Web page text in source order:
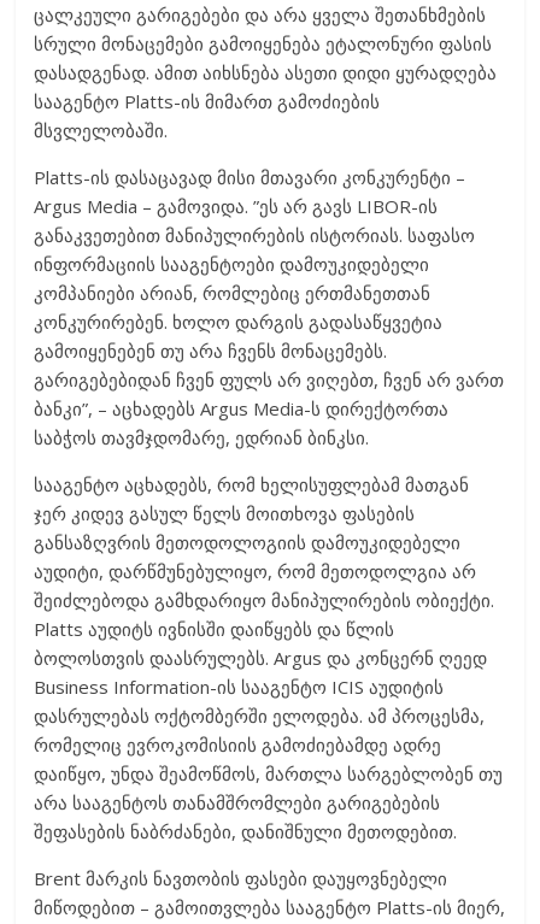
ცალკეული გარიგებები და არა ყველა შეთანხმების
სრული მონაცემები გამოიყენება ეტალონური ფასის
დასადგენად. ამით აიხსნება ასეთი დიდი ყურადღება
სააგენტო Platts-ის მიმართ გამოძიების
მსვლელობაში.
Platts-ის დასაცავად მისი მთავარი კონკურენტი –
Argus Media – გამოვიდა. ”ეს არ გავს LIBOR-ის
განაკვეთებით მანიპულირების ისტორიას. საფასო
ინფორმაციის სააგენტოები დამოუკიდებელი
კომპანიები არიან, რომლებიც ერთმანეთთან
კონკურირებენ. ხოლო დარგის გადასაწყვეტია
გამოიყენებენ თუ არა ჩვენს მონაცემებს.
გარიგებებიდან ჩვენ ფულს არ ვიღებთ, ჩვენ არ ვართ
ბანკი”, – აცხადებს Argus Media-ს დირექტორთა
საბჭოს თავმჯდომარე, ედრიან ბინკსი.
სააგენტო აცხადებს, რომ ხელისუფლებამ მათგან
ჯერ კიდევ გასულ წელს მოითხოვა ფასების
განსაზღვრის მეთოდოლოგიის დამოუკიდებელი
აუდიტი, დარწმუნებულიყო, რომ მეთოდოლგია არ
შეიძლებოდა გამხდარიყო მანიპულირების ობიექტი.
Platts აუდიტს ივნისში დაიწყებს და წლის
ბოლოსთვის დაასრულებს. Argus და კონცერნ ღეედ
Business Information-ის სააგენტო ICIS აუდიტის
დასრულებას ოქტომბერში ელოდება. ამ პროცესმა,
რომელიც ევროკომისიის გამოძიებამდე ადრე
დაიწყო, უნდა შეამოწმოს, მართლა სარგებლობენ თუ
არა სააგენტოს თანამშრომლები გარიგებების
შეფასების ნაბრძანები, დანიშნული მეთოდებით.
Brent მარკის ნავთობის ფასები დაუყოვნებელი
მიწოდებით – გამოითვლება სააგენტო Platts-ის მიერ,